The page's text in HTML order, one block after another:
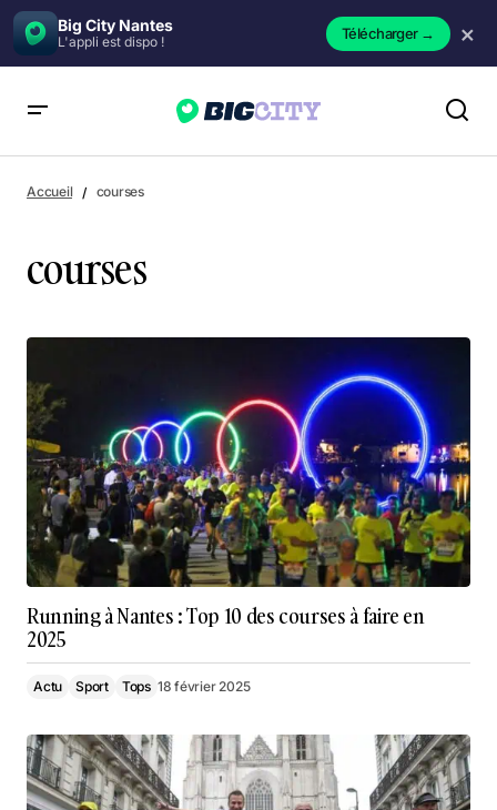
Big City Nantes
L'appli est dispo ! Télécharger→ ×
Accueil courses
courses
Running à Nantes : Top 10 des courses à faire en
2025
Actu Sport Tops 18 février 2025